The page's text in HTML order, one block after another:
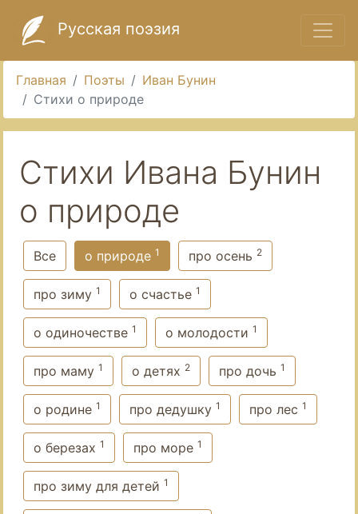
Русская поэзия
Главная Поэты
Иван Бунин
Стихи о природе
Стихи Ивана Бунин
о природе
Все о природе 1 про осень 2
про зиму 1 о счастье 1
о одиночестве 1 о молодости 1
про маму 1 о детях 2 про дочь 1
о родине 1 про дедушку 1 про лес 1
о березах 1 про море 1
про зиму для детей 1